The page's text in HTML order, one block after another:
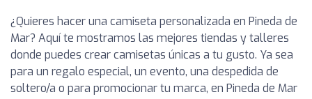
¿Quieres hacer una camiseta personalizada en Pineda de
Mar? Aquí te mostramos las mejores tiendas y talleres
donde puedes crear camisetas únicas a tu gusto. Ya sea
para un regalo especial, un evento, una despedida de
soltero/a o para promocionar tu marca, en Pineda de Mar